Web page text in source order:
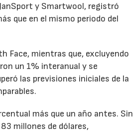
y Smartwool, registró
que en el mismo periodo del
Face, mientras que, excluyendo
un 1% interanual y se
las previsiones iniciales de la
más que un año antes. Sin
millones de dólares,